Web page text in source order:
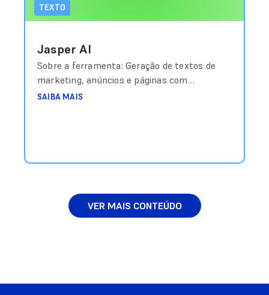
TEXTO
Jasper AI
Sobre a ferramenta: Geração de textos de
marketing, anúncios e páginas com
templates otimizados. Custo aproximado:
SAIBA MAIS
VER MAIS CONTEÚDO